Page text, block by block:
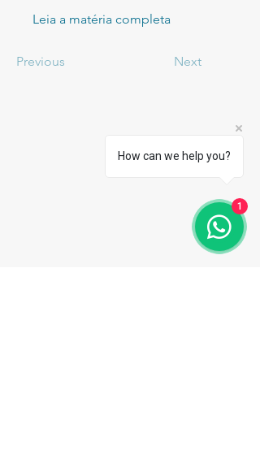
Leia a matéria completa
Previous Next
How can we help you?
1